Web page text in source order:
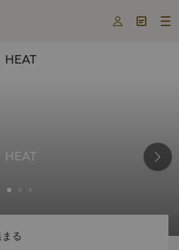
  
HEAT
HEAT
る